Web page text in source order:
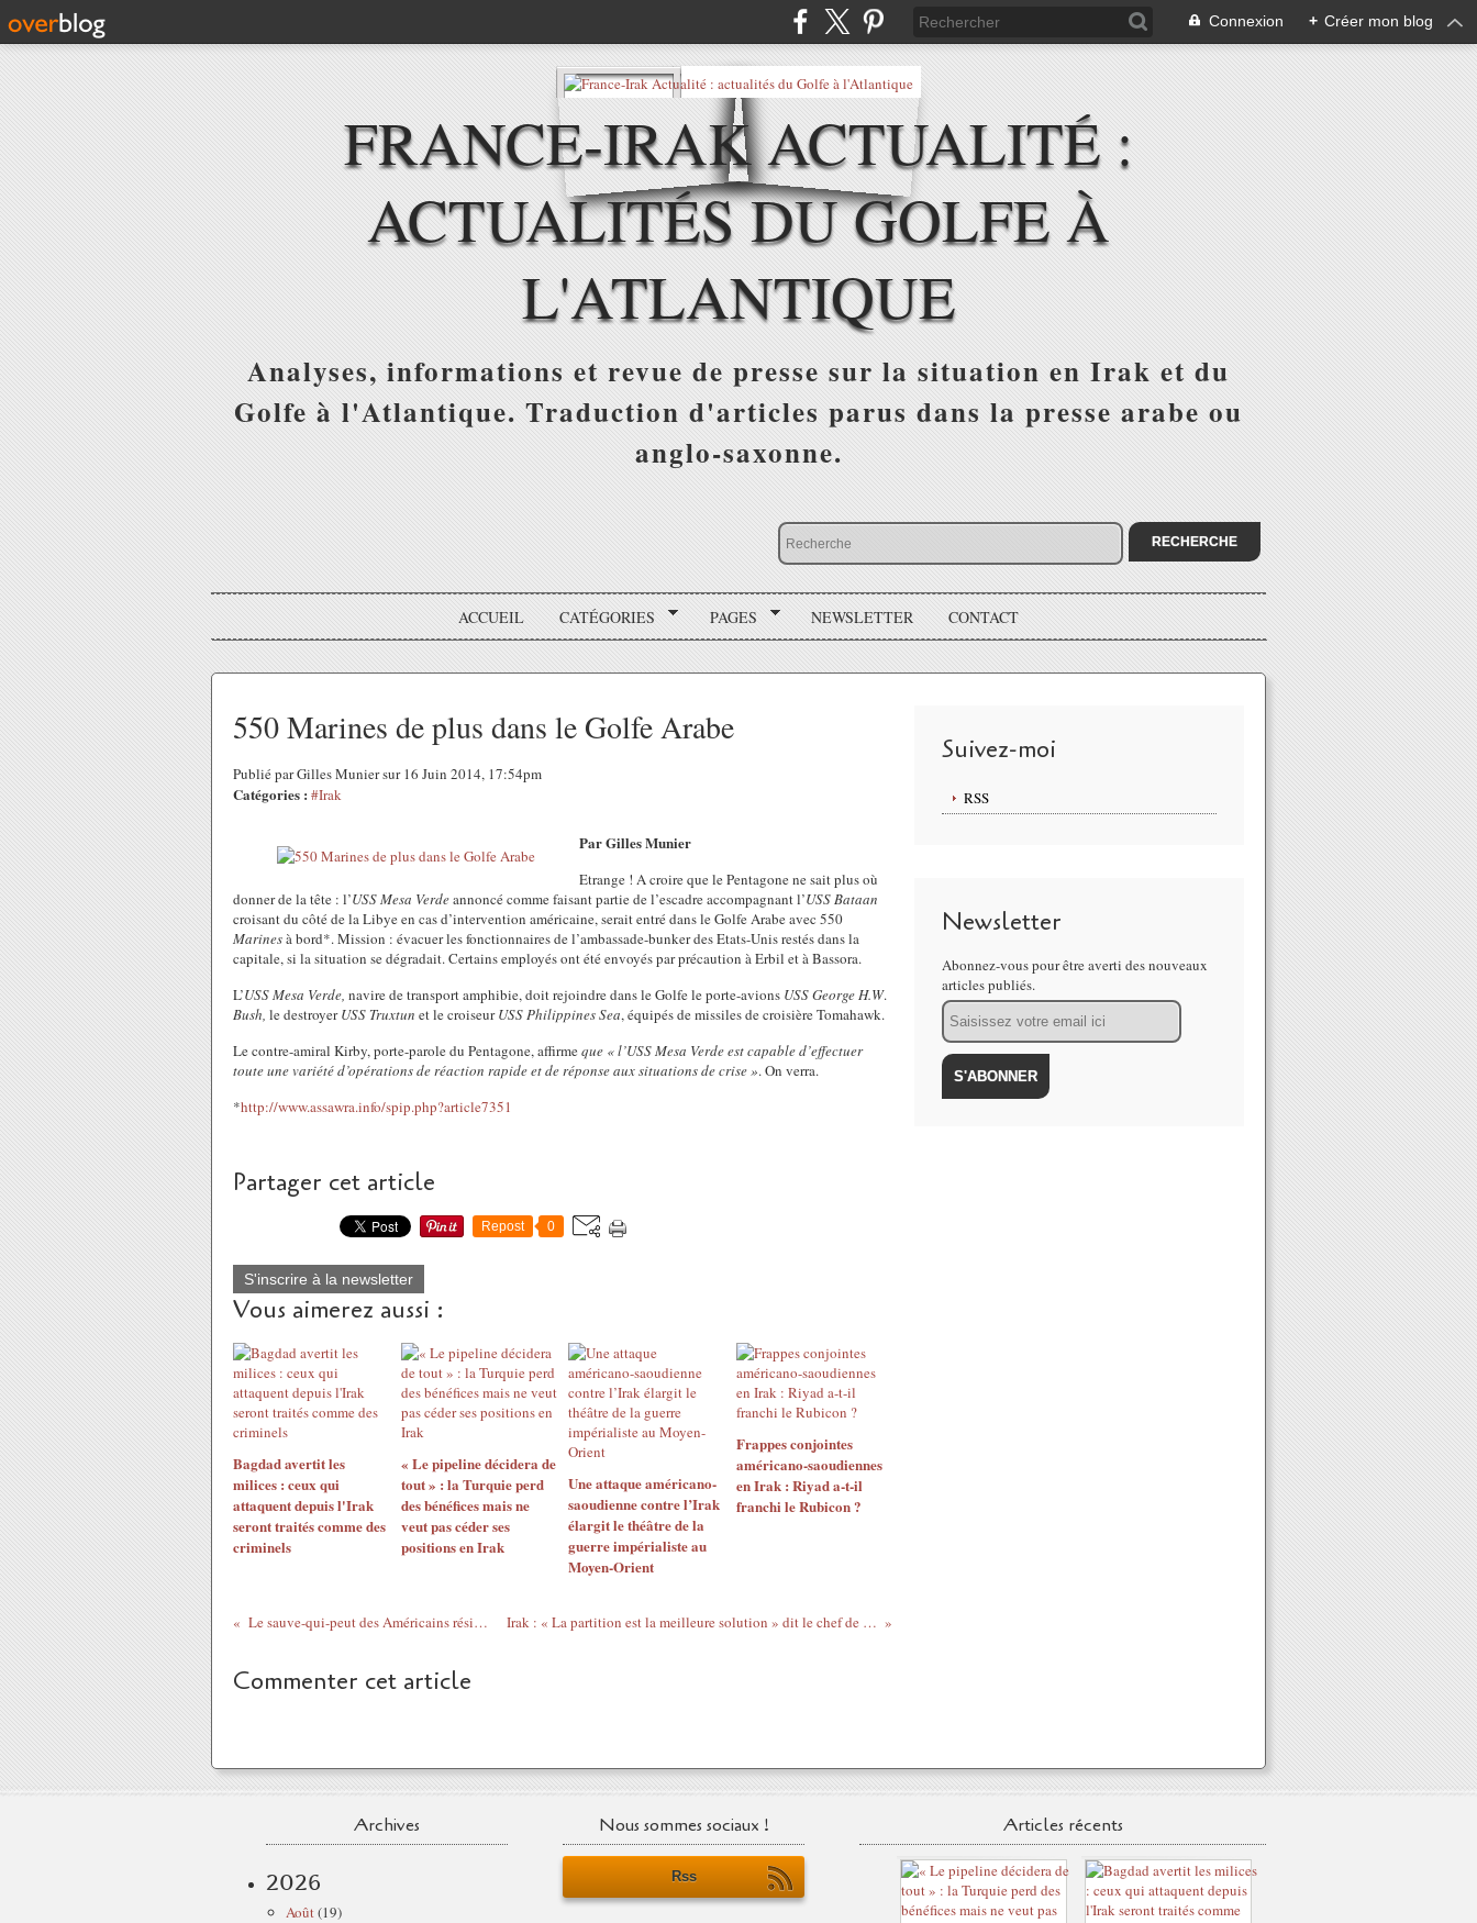
Connexion + Créer mon blog
FRANCE-IRAK ACTUALITÉ :
ACTUALITÉS DU GOLFE À
L'ATLANTIQUE
Analyses, informations et revue de presse sur la situation en Irak et du
Golfe à l'Atlantique. Traduction d'articles parus dans la presse arabe ou
anglo-saxonne.
ACCUEIL CATÉGORIES PAGES NEWSLETTER CONTACT
550 Marines de plus dans le Golfe Arabe
Publié par Gilles Munier sur 16 Juin 2014, 17:54pm
Catégories : #Irak
Par Gilles Munier
Etrange ! A croire que le Pentagone ne sait plus où
donner de la tête : l’USS Mesa Verdeannoncé comme faisant partie de l’escadre accompagnant l’USS Bataan
croisant du côté de la Libye en cas d’intervention américaine, serait entré dans le Golfe Arabe avec 550
Marinesà bord*. Mission : évacuer les fonctionnaires de l’ambassade-bunker des Etats-Unis restés dans la
capitale, si la situation se dégradait. Certains employés ont été envoyés par précaution à Erbil et à Bassora.
L’USS Mesa Verde, navire de transport amphibie, doit rejoindre dans le Golfe le porte-avions USS George H.W.
Bush, le destroyerUSS Truxtun et le croiseurUSS Philippines Sea, équipés de missiles de croisière Tomahawk.
Le contre-amiral Kirby, porte-parole du Pentagone, affirmeque « l’USS Mesa Verde est capable d’effectuer
toute une variété d’opérations de réaction rapide et de réponse aux situations de crise ». On verra.
*http://www.assawra.info/spip.php?article7351
Partager cet article
Repost 0
S'inscrire à la newsletter
Vous aimerez aussi :
Bagdad avertit les
milices : ceux qui
attaquent depuis l'Irak
seront traités comme des
criminels
« Le pipeline décidera de
tout » : la Turquie perd
des bénéfices mais ne
veut pas céder ses
positions en Irak
Une attaque américano-
saoudienne contre l’Irak
élargit le théâtre de la
guerre impérialiste au
Moyen-Orient
Frappes conjointes
américano-saoudiennes
en Irak : Riyad a-t-il
franchi le Rubicon ?
Le sauve-qui-peut des Américains résidant en Irak Irak : « La partition est la meilleure solution » dit le chef de la tribu Dulaim
Commenter cet article
Suivez-moi
RSS
Newsletter
Abonnez-vous pour être averti des nouveaux
articles publiés.
Email
Archives
2026
Août(19)
Nous sommes sociaux !
Rss
Articles récents